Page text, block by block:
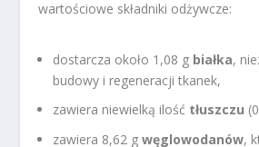
wartościowe składniki odżywcze:
dostarcza około 1,08 g białka,
budowy i regeneracji tkanek,
zawiera niewielką ilość tłuszczu
zawiera 8,62 gwęglowodanów,